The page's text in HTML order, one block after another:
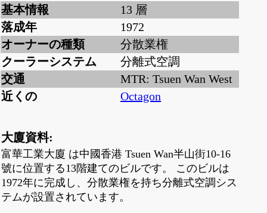
基本情報
13 層
落成年
1972
オーナーの種類
分散業権
クーラーシステム
分離式空調
交通
MTR: Tsuen Wan West
近くの
Octagon
大廈資料:
富華工業大廈 は中國香港 Tsuen Wan半山街10-16
號に位置する13階建てのビルです。 このビルは
1972年に完成し、分散業権を持ち分離式空調シス
テムが設置されています。